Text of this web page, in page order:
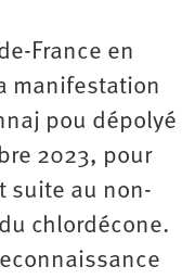
France en
manifestation
pou dépolyé
2023, pour
suite au non-
chlordécone.